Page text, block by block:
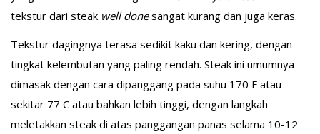
tekstur dari steak well donesangat kurang dan juga keras.
Tekstur dagingnya terasa sedikit kaku dan kering, dengan
tingkat kelembutan yang paling rendah. Steak ini umumnya
dimasak dengan cara dipanggang pada suhu 170 F atau
sekitar 77 C atau bahkan lebih tinggi, dengan langkah
meletakkan steak di atas panggangan panas selama 10-12